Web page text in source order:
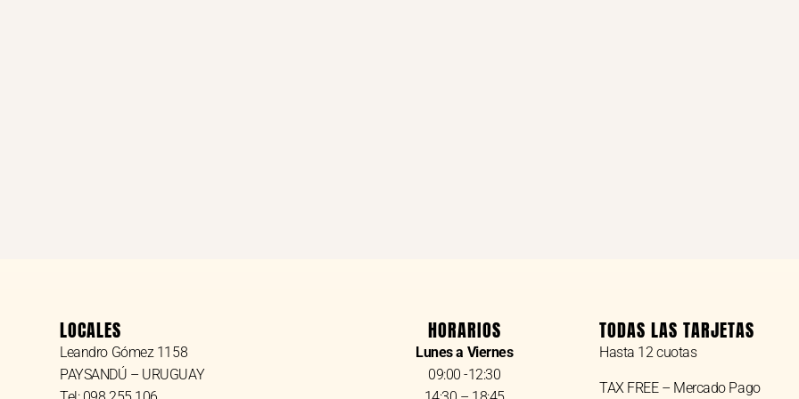
LOCALES
Leandro Gómez 1158
PAYSANDÚ – URUGUAY
HORARIOS
Lunes a Viernes
09:00 -12:30
TODAS LAS TARJETAS
Hasta 12 cuotas
TAX FREE – Mercado Pago